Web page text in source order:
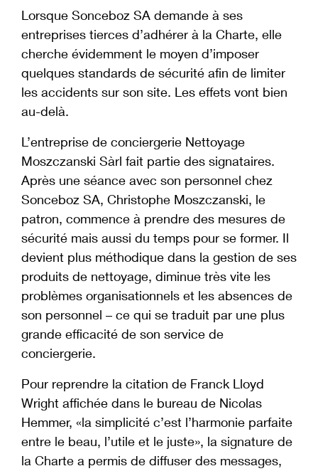
Lorsque Sonceboz SA demande à ses
entreprises tierces d’adhérer à la Charte, elle
cherche évidemment le moyen d’imposer
quelques standards de sécurité afin de limiter
les accidents sur son site. Les effets vont bien
au-delà.
L’entreprise de conciergerie Nettoyage
Moszczanski Sàrl fait partie des signataires.
Après une séance avec son personnel chez
Sonceboz SA, Christophe Moszczanski, le
patron, commence à prendre des mesures de
sécurité mais aussi du temps pour se former. Il
devient plus méthodique dans la gestion de ses
produits de nettoyage, diminue très vite les
problèmes organisationnels et les absences de
son personnel – ce qui se traduit par une plus
grande efficacité de son service de
conciergerie.
Pour reprendre la citation de Franck Lloyd
Wright affichée dans le bureau de Nicolas
Hemmer, «la simplicité c’est l’harmonie parfaite
entre le beau, l’utile et le juste», la signature de
la Charte a permis de diffuser des messages,